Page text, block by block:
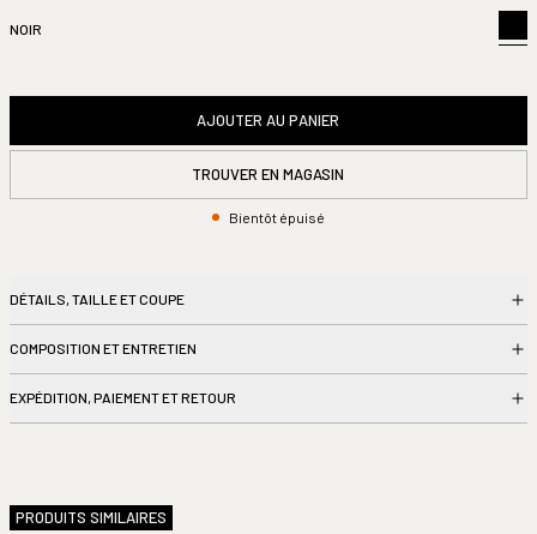
NOIR
AJOUTER AU PANIER
TROUVER EN MAGASIN
Bientôt épuisé
DÉTAILS, TAILLE ET COUPE
COMPOSITION ET ENTRETIEN
EXPÉDITION, PAIEMENT ET RETOUR
PRODUITS SIMILAIRES
Mercredi
Jeudi
11h00 – 19h00